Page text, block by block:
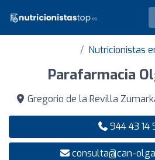
Nutricionistas
Parafarmacia
Gregorio de la Revilla
944 43 14
consulta@can-